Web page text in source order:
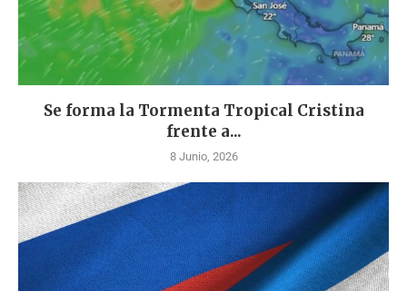
Se forma la Tormenta Tropical Cristina
frente a...
8 Junio, 2026